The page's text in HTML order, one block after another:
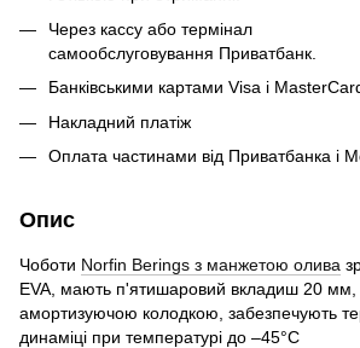
Через кассу або термінал
самообслуговування Приватбанк.
Банківськими картами Visa і
Накладний платіж
Оплата частинами від Приватбанка і
Опис
Чоботи Norfin Berings з манжетою олива
EVA, мають п'ятишаровий вкладиш 20 мм,
амортизуючою колодкою, забезпечують
динаміці при температурі до –45°С